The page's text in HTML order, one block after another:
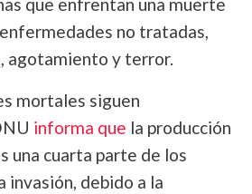
, enfermedades no tratadas,
agotamiento y terror.
mortales siguen
informa que la producción
una cuarta parte de los
invasión, debido a la